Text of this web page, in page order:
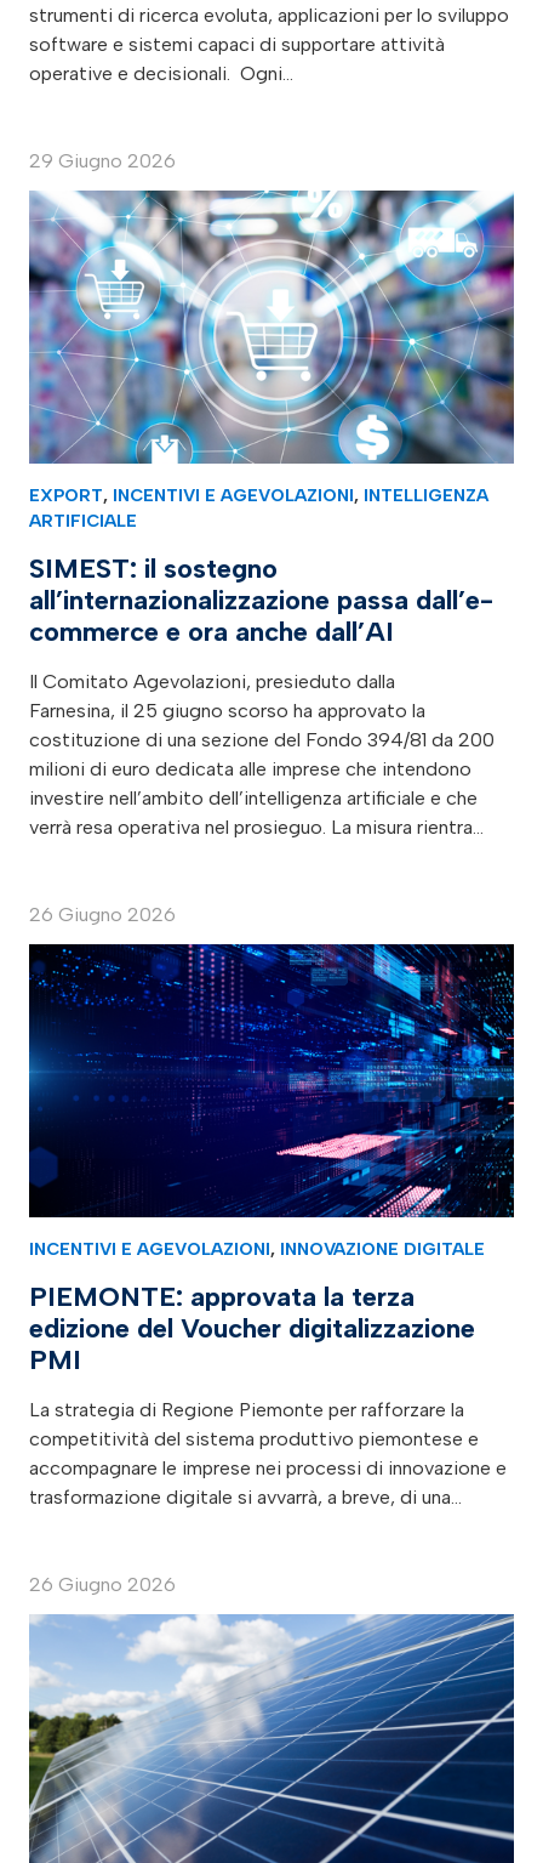
strumenti di ricerca evoluta, applicazioni per lo sviluppo
software e sistemi capaci di supportare attività
operative e decisionali. Ogni…
29 Giugno 2026
EXPORT, INCENTIVI E AGEVOLAZIONI, INTELLIGENZA
ARTIFICIALE
SIMEST: il sostegno
all’internazionalizzazione passa dall’e-
commerce e ora anche dall’AI
Il Comitato Agevolazioni, presieduto dalla
Farnesina, il 25 giugno scorso ha approvato la
costituzione di una sezione del Fondo 394/81 da 200
milioni di euro dedicata alle imprese che intendono
investire nell’ambito dell’intelligenza artificiale e che
verrà resa operativa nel prosieguo. La misura rientra…
26 Giugno 2026
INCENTIVI E AGEVOLAZIONI, INNOVAZIONE DIGITALE
PIEMONTE: approvata la terza
edizione del Voucher digitalizzazione
PMI
La strategia di Regione Piemonte per rafforzare la
competitività del sistema produttivo piemontese e
accompagnare le imprese nei processi di innovazione e
trasformazione digitale si avvarrà, a breve, di una…
26 Giugno 2026